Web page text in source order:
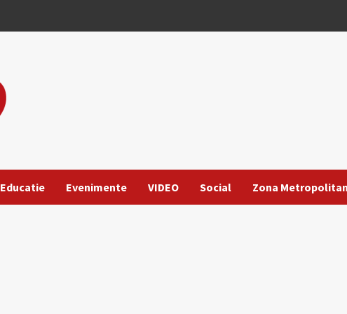
Educatie Evenimente VIDEO Social Zona